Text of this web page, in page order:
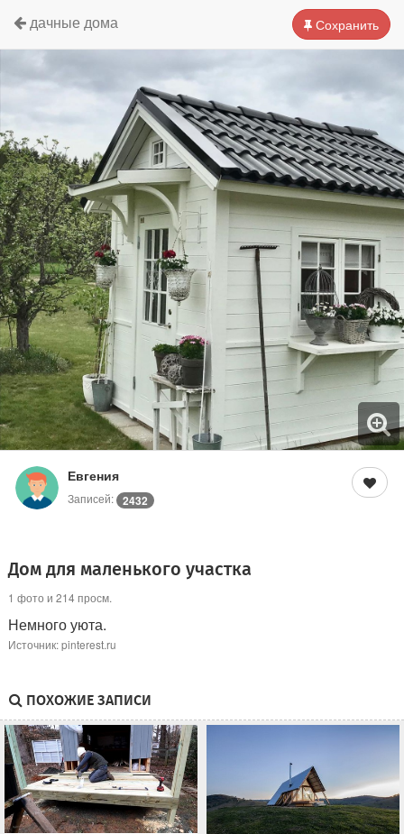
Сохранить
дачные дома
Евгения
Записей: 2432
Дом для маленького участка
1 фото и 214 просм.
Немного уюта.
Источник: pinterest.ru
ПОХОЖИЕ ЗАПИСИ